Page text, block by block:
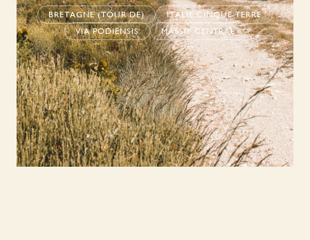
BRETAGNE (TOUR DE)
ITALIE CINQUE TERRE
VIA PODIENSIS
MASSIF CENTRAL